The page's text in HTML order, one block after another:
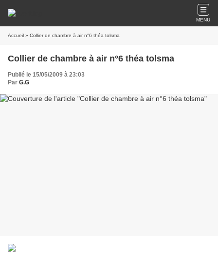
MENU
Accueil » Collier de chambre à air n°6 théa tolsma
Collier de chambre à air n°6 théa tolsma
Publié le 15/05/2009 à 23:03
Par G.G